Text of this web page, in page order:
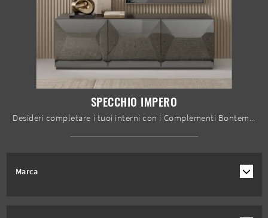
Marca
SPECCHIO IMPERO